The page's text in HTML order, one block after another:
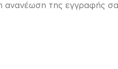
ανανέωση της εγγραφής